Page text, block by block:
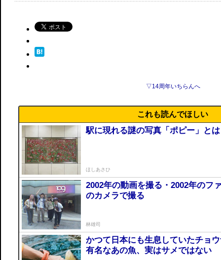
▽14周年いちらんへ
これも読んでほしい
駅に現れる謎の写真「ポピー」と
ほしあさひ
2002年の動画を撮る・2002年のフ
のカメラで撮る
林雄司
かつて日本にも生息していたチョ
有名なあの魚、実はサメではない